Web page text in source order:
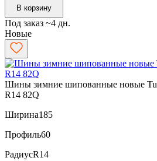
В корзину
Под заказ ~4 дн.
Новые
Шины зимние шипованные новые
R14 82Q
Ширина185
Профиль60
РадиусR14